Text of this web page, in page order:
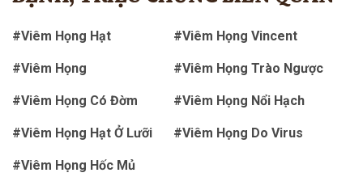
#Viêm Họng Hạt #Viêm Họng Vincent
#Viêm Họng #Viêm Họng Trào Ngược
#Viêm Họng Có Đờm #Viêm Họng Nổi Hạch
#Viêm Họng Hạt Ở Lưỡi #Viêm Họng Do Virus
#Viêm Họng Hốc Mủ